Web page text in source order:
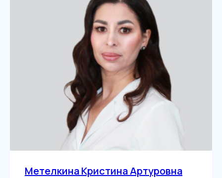
Метелкина Кристина Артуровна